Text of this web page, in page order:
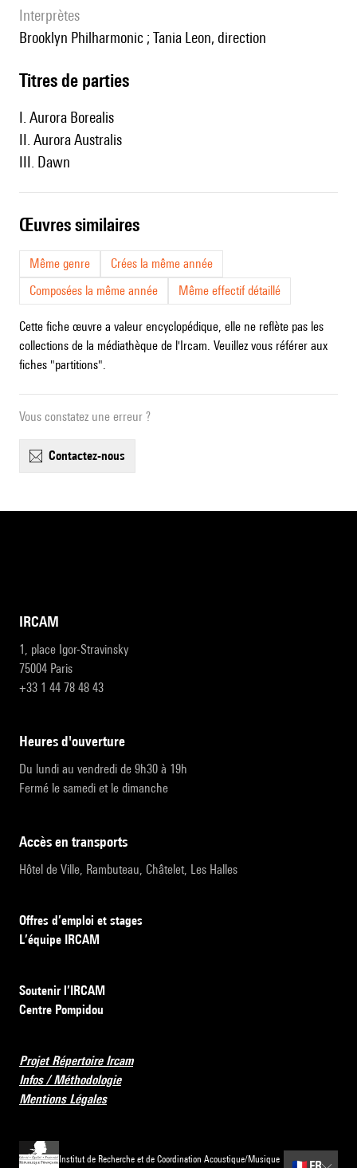
interprètes
Brooklyn Philharmonic ; Tania Leon, direction
Titres de parties
I. Aurora Borealis
II. Aurora Australis
III. Dawn
œuvres similaires
Même genre
Crées la même année
Composées la même année
Même effectif détaillé
Cette fiche œuvre a valeur encyclopédique, elle ne reflète pas les
collections de la médiathèque de l'Ircam. Veuillez vous référer aux
fiches "partitions".
Vous constatez une erreur ?
contactez-nous
IRCAM
1, place Igor-Stravinsky
75004 Paris
+33 1 44 78 48 43
heures d'ouverture
Du lundi au vendredi de 9h30 à 19h
Fermé le samedi et le dimanche
accès en transports
Hôtel de Ville, Rambuteau, Châtelet, Les Halles
Offres d’emploi et stages
L’équipe IRCAM
Soutenir l’IRCAM
Centre Pompidou
Projet Répertoire Ircam
Infos / Méthodologie
Mentions Légales
Institut de Recherche et de Coordination Acoustique/Musique